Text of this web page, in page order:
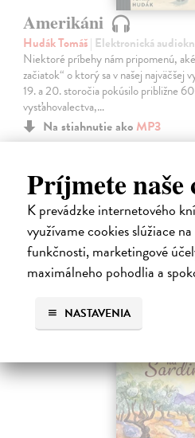
Príjmete naše
K prevádzke internetového
využívame cookies slúžiace
funkčnosti, marketingové
maximálneho pohodlia a
NASTAVENIA
Amerikáni
Hudák Tomáš| Elektronická
Niektoré príbehy nám pripomenú,
začiatok“ o ktorý sa v našej najväčšej
19. a 20. storočia pokúsilo približne
vysťahovalectva,…
Na stiahnutie ako MP3